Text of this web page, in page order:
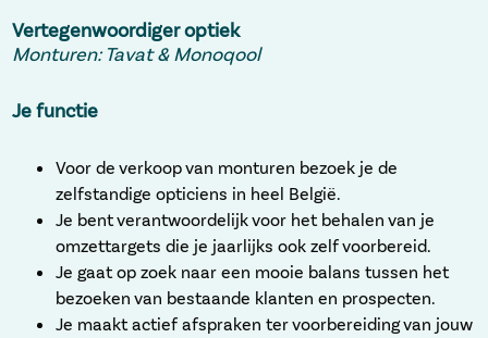
Vertegenwoordiger optiek
Monturen: Tavat & Monoqool
Je functie
Voor de verkoop van monturen bezoek je de
zelfstandige opticiens in heel België.
Je bent verantwoordelijk voor het behalen van je
omzettargets die je jaarlijks ook zelf voorbereid.
Je gaat op zoek naar een mooie balans tussen het
bezoeken van bestaande klanten en prospecten.
Je maakt actief afspraken ter voorbereiding van jouw